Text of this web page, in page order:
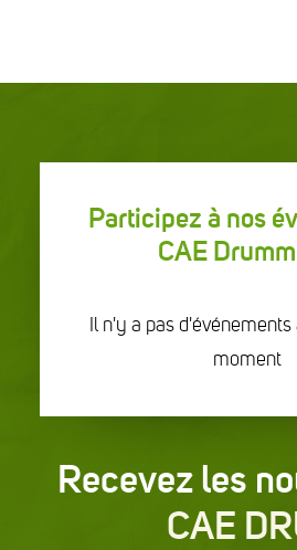
Participez à nos
CAE
Il n'y a pas d'événements
moment
Recevez les
CAE